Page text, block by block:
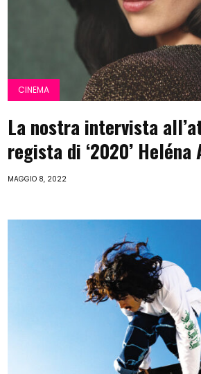
CINEMA
La nostra intervista
regista di ‘2020’ Heléna
MAGGIO 8, 2022